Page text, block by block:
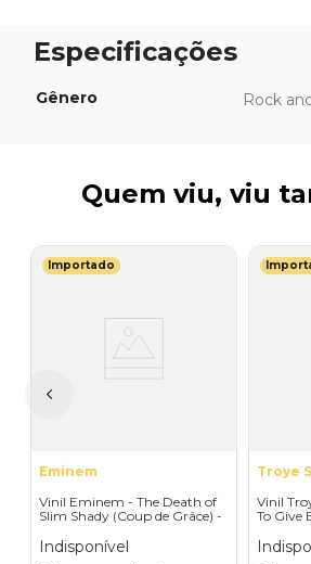
Gênero Rock
Quem viu, viu
Importado
Eminem
Vinil Eminem - The Death of
Slim Shady (Coup de Grâce) -
Indisponível
Troye
Vinil
To Give